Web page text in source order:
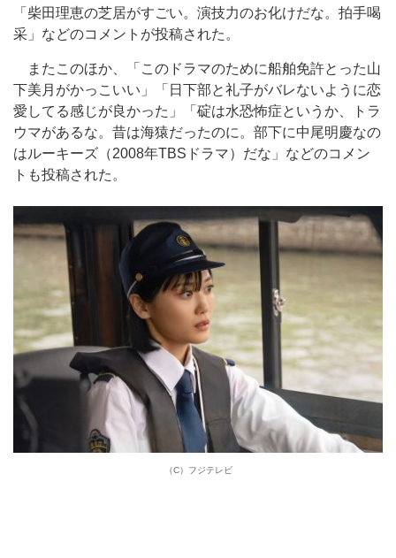
「柴田理恵の芝居がすごい。演技力のお化けだな。拍手喝
采」などのコメントが投稿された。
またこのほか、「このドラマのために船舶免許とった山
下美月がかっこいい」「日下部と礼子がバレないように恋
愛してる感じが良かった」「碇は水恐怖症というか、トラ
ウマがあるな。昔は海猿だったのに。部下に中尾明慶なの
はルーキーズ（2008年TBSドラマ）だな」などのコメン
トも投稿された。
（C）フジテレビ